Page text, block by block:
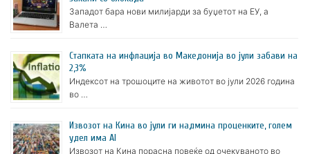
Западот бара нови милијарди за буџетот на ЕУ, а
Валета …
Стапката на инфлација во Македонија во јули забави на
2,3%
Индексот на трошоците на животот во јули 2026 година
во …
Извозот на Кина во јули ги надмина проценките, голем
удел има AI
Извозот на Кина порасна повеќе од очекуваното во